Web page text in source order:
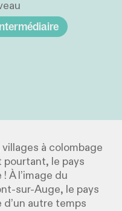
à colombage
pourtant, le pays
À l’image du
sur-Auge, le pays
d’un autre temps